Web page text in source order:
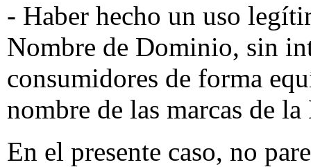
- Haber hecho un uso
Nombre de Dominio, sin
consumidores de forma
nombre de las marcas de la
En el presente caso, no